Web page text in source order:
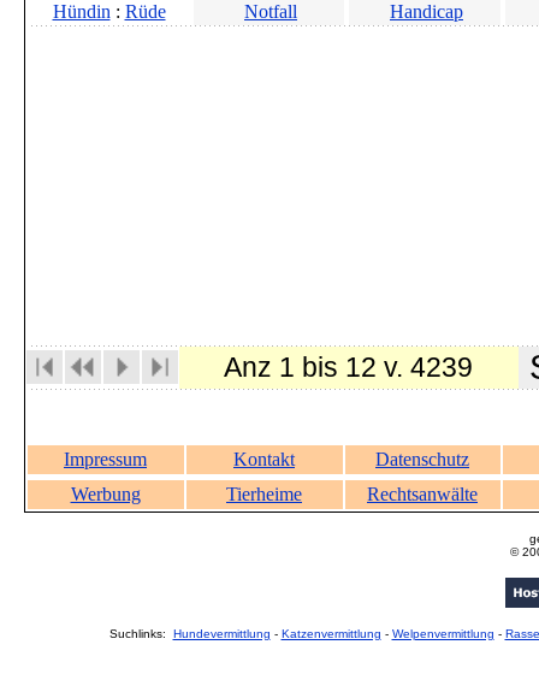
Hündin : Rüde Notfall Handicap
Anz 1 bis 12 v. 4239
Impressum Kontakt
Datenschutz
Werbung
Tierheime Rechtsanwälte
©
Suchlinks: Hundevermittlung - Katzenvermittlung - Welpenvermittlung -